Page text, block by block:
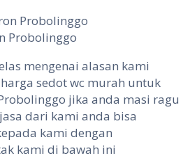
Probolinggo
mengenai alasan kami
sedot wc murah untuk
jika anda masi ragu
dari kami anda bisa
kami dengan
kami di bawah ini